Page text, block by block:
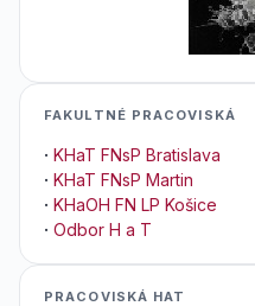
FAKULTNÉ PRACOVISKÁ
· KHaT FNsP Bratislava
· KHaT FNsP Martin
· KHaOH FN LP Košice
· Odbor H a T
PRACOVISKÁ HAT